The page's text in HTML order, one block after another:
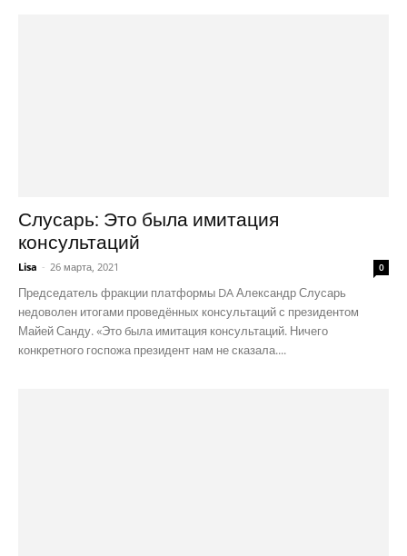
Слусарь: Это была имитация
консультаций
Lisa - 26 марта, 2021 0
Председатель фракции платформы DA Александр Слусарь
недоволен итогами проведённых консультаций с президентом
Майей Санду. «Это была имитация консультаций. Ничего
конкретного госпожа президент нам не сказала....